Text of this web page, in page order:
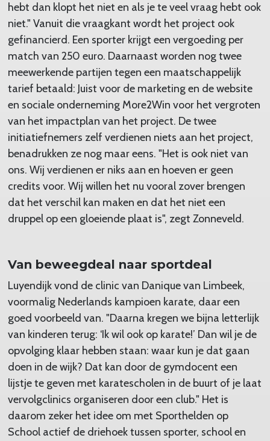
hebt dan klopt het niet en als je te veel vraag hebt ook
niet." Vanuit die vraagkant wordt het project ook
gefinancierd. Een sporter krijgt een vergoeding per
match van 250 euro. Daarnaast worden nog twee
meewerkende partijen tegen een maatschappelijk
tarief betaald: Juist voor de marketing en de website
en sociale onderneming More2Win voor het vergroten
van het impactplan van het project. De twee
initiatiefnemers zelf verdienen niets aan het project,
benadrukken ze nog maar eens. "Het is ook niet van
ons. Wij verdienen er niks aan en hoeven er geen
credits voor. Wij willen het nu vooral zover brengen
dat het verschil kan maken en dat het niet een
druppel op een gloeiende plaat is", zegt Zonneveld.
Van beweegdeal naar sportdeal
Luyendijk vond de clinic van Danique van Limbeek,
voormalig Nederlands kampioen karate, daar een
goed voorbeeld van. "Daarna kregen we bijna letterlijk
van kinderen terug: ‘Ik wil ook op karate!’ Dan wil je de
opvolging klaar hebben staan: waar kun je dat gaan
doen in de wijk? Dat kan door de gymdocent een
lijstje te geven met karatescholen in de buurt of je laat
vervolgclinics organiseren door een club." Het is
daarom zeker het idee om met Sporthelden op
School actief de driehoek tussen sporter, school en